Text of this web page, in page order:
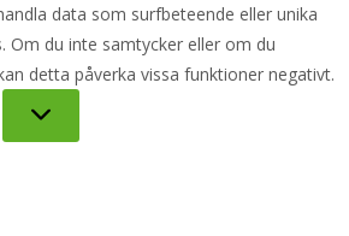
data som surfbeteende eller unika
Om du inte samtycker eller om du
detta påverka vissa funktioner negativt.